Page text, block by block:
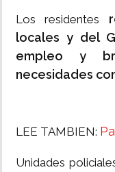
Los residentes
locales y del
empleo y
necesidades
LEE TAMBIEN:
Unidades